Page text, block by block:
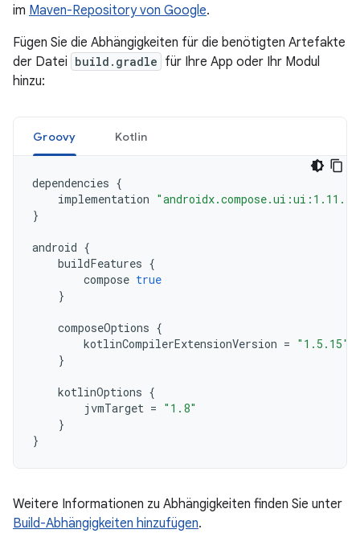
im Maven-Repository von Google.
Fügen Sie die Abhängigkeiten für die benötigten Artefakte
der Datei build.gradle für Ihre App oder Ihr Modul
hinzu:
Groovy Kotlin
dependencies {
implementation "androidx.compose.ui:ui:1.11.4"
}
android {
buildFeatures {
compose true
}
composeOptions {
kotlinCompilerExtensionVersion = "1.5.15"
}
kotlinOptions {
jvmTarget = "1.8"
}
}
Weitere Informationen zu Abhängigkeiten finden Sie unter
Build-Abhängigkeiten hinzufügen.